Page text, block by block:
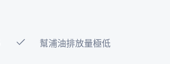
幫浦油排放量極低